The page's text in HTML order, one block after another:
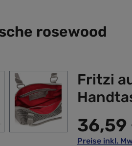
rosewood
Fritzi
36,59
Preise inkl.